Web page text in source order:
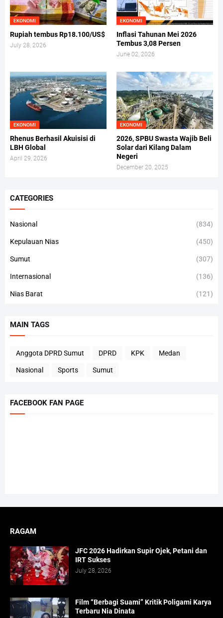
EKONOMI
Rupiah tembus Rp18.100/US$
July 28, 2026
EKONOMI
Inflasi Tahunan Mei 2026
Tembus 3,08 Persen
June 02, 2026
EKONOMI
Rhenus Berhasil Akuisisi di
LBH Global
April 29, 2026
EKONOMI
2026, SPBU Swasta Wajib Beli
Solar dari Kilang Dalam
Negeri
December 20, 2025
CATEGORIES
Nasional (834)
Kepulauan Nias (450)
Sumut (307)
Internasional (136)
Nias Barat (121)
MAIN TAGS
Anggota DPRD Sumut DPRD KPK Medan
Nasional Sports Sumut
FACEBOOK FAN PAGE
RAGAM
JFC 2026 Hadirkan Supir Ojek, Petani dan
IRT Sukses
July 28, 2026
Film “Berbagi Suami” Kritik Poligami Karya
Terbaru Nia Dinata